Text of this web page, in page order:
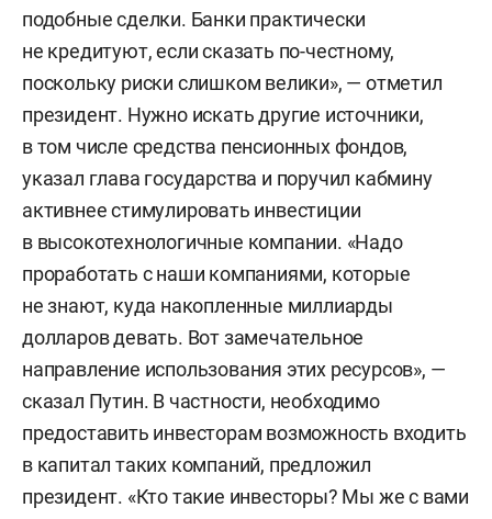
подобные сделки. Банки практически
не кредитуют, если сказать по-честному,
поскольку риски слишком велики», — отметил
президент. Нужно искать другие источники,
в том числе средства пенсионных фондов,
указал глава государства и поручил кабмину
активнее стимулировать инвестиции
в высокотехнологичные компании. «Надо
проработать с наши компаниями, которые
не знают, куда накопленные миллиарды
долларов девать. Вот замечательное
направление использования этих ресурсов», —
сказал Путин. В частности, необходимо
предоставить инвесторам возможность входить
в капитал таких компаний, предложил
президент. «Кто такие инвесторы? Мы же с вами